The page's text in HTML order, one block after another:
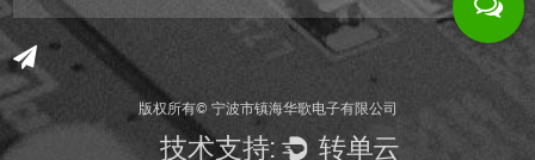
版权所有© 宁波市镇海华歌电子有限公司
技术支持: 转单云